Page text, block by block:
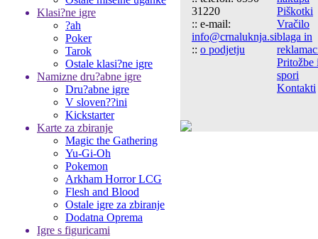
Klasi?ne igre
?ah
Poker
Tarok
Ostale klasi?ne igre
Namizne dru?abne igre
Dru?abne igre
V sloven??ini
Kickstarter
Karte za zbiranje
Magic the Gathering
Yu-Gi-Oh
Pokemon
Arkham Horror LCG
Flesh and Blood
Ostale igre za zbiranje
Dodatna Oprema
Igre s figuricami
31220
:: e-mail:
info@crnaluknja.si
:: o podjetju
Piškotki
Vračilo
blaga in
Pritožbe
spori
Kontakti